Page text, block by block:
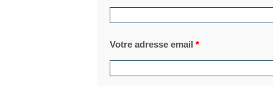
Votre adresse email*